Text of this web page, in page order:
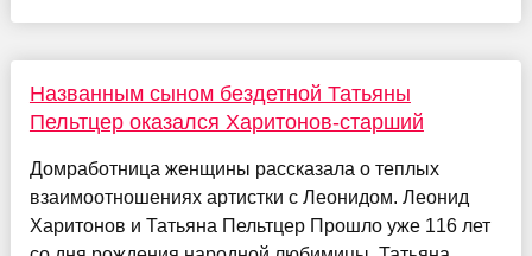
Названным сыном бездетной Татьяны
Пельтцер оказался Харитонов-старший
Домработница женщины рассказала о теплых
взаимоотношениях артистки с Леонидом. Леонид
Харитонов и Татьяна Пельтцер Прошло уже 116 лет